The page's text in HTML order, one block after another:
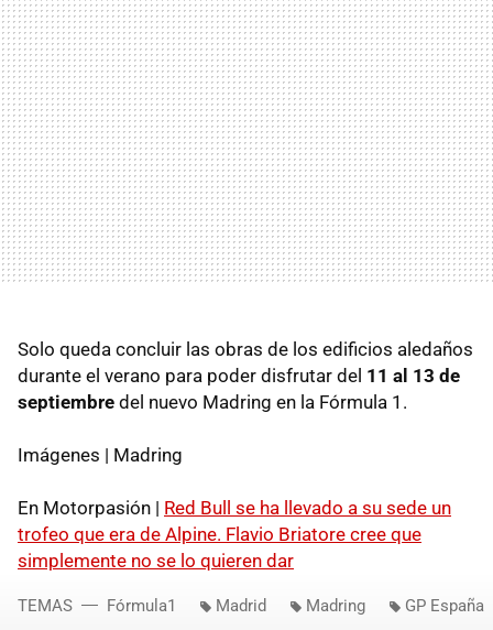
Solo queda concluir las obras de los edificios aledaños
durante el verano para poder disfrutar del 11 al 13 de
septiembre del nuevo Madring en la Fórmula 1.
Imágenes | Madring
En Motorpasión | Red Bull se ha llevado a su sede un
trofeo que era de Alpine. Flavio Briatore cree que
simplemente no se lo quieren dar
TEMAS Fórmula1 Madrid Madring GP España